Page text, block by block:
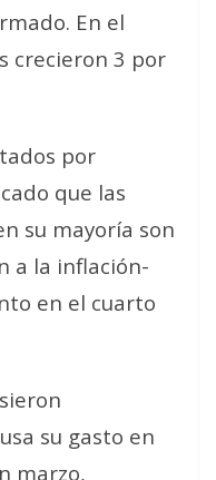
En el
crecieron 3 por
por
que las
su mayoría son
a la inflación-
en el cuarto
su gasto en
marzo,